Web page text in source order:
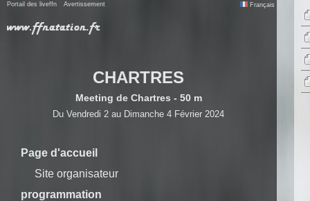
Portail des liveffn Avertissement Français
CHARTRES
Meeting de Chartres - 50 m
Du Vendredi 2 au Dimanche 4 Février 2024
Page d'accueil
Site organisateur
programmation